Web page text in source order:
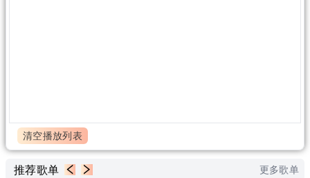
清空播放列表
推荐歌单 更多歌单